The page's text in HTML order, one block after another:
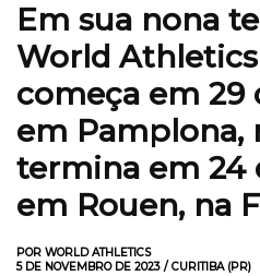
Em sua nona
World
começa em 29
em Pamplona,
termina em 24
em Rouen, na
POR WORLD ATHLETICS
5 DE NOVEMBRO DE 2023 / CURITIBA (PR)